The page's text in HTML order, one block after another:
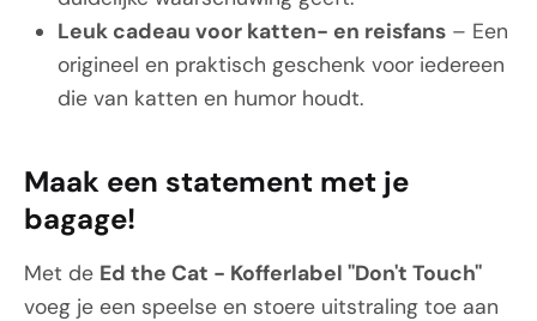
Leuk cadeau voor katten- en reisfans – Een
origineel en praktisch geschenk voor iedereen
die van katten en humor houdt.
Maak een statement met je
bagage!
Met de Ed the Cat - Kofferlabel "Don't Touch"
voeg je een speelse en stoere uitstraling toe aan